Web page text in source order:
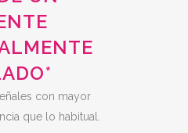
con mayor
que lo habitual.